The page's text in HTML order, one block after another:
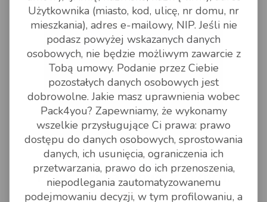
czytaj dalej
pack4you
Przesyłki paletowe z Włoch.
Użytkownika (miasto, kod, ulicę, nr domu, nr
mieszkania), adres e-mailowy, NIP. Jeśli nie
podasz powyżej wskazanych danych
osobowych, nie będzie możliwym zawarcie z
Tobą umowy. Podanie przez Ciebie
pozostałych danych osobowych jest
dobrowolne. Jakie masz uprawnienia wobec
Pack4you? Zapewniamy, że wykonamy
wszelkie przysługujące Ci prawa: prawo
dostępu do danych osobowych, sprostowania
danych, ich usunięcia, ograniczenia ich
przetwarzania, prawo do ich przenoszenia,
niepodlegania zautomatyzowanemu
podejmowaniu decyzji, w tym profilowaniu, a